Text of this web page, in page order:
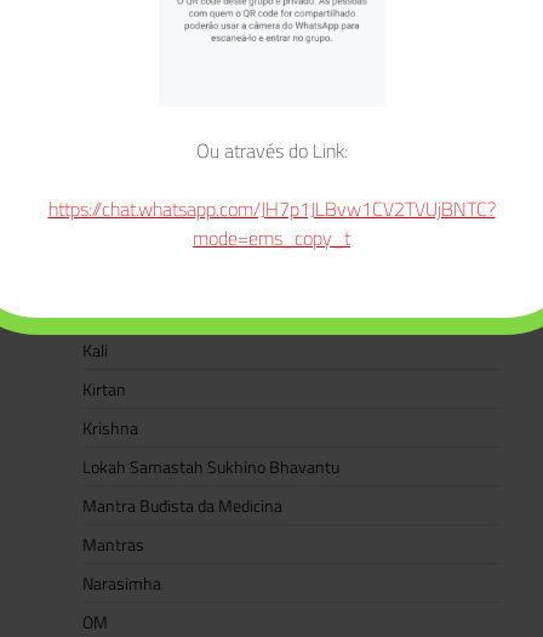
Hanuman Jayanti
Kali
Kirtan
Krishna
Lokah Samastah Sukhino Bhavantu
Mantra Budista da Medicina
Mantras
Narasimha
OM
Ou através do Link:
https://chat.whatsapp.com/JH7p1JLBvw1CV2TVUjBNTC?
mode=ems_copy_t